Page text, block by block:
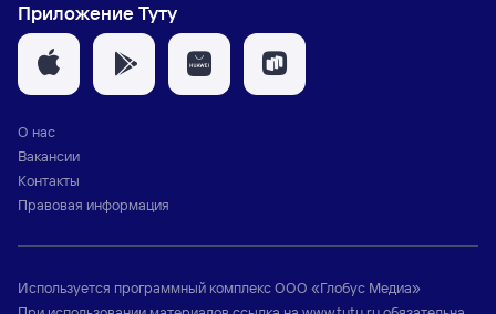
Приложение Туту
О нас
Вакансии
Контакты
Правовая информация
Используется программный комплексООО «Глобус Медиа»